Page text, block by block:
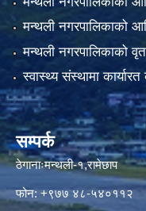
मन्थली नगरपालिकाको
मन्थली नगरपालिकाको
स्वास्थ्य संस्थामा
सम्पर्क
ठेगानाःमन्थली-१,रामेछाप
फोन: +९७७ ४८-५४०११२